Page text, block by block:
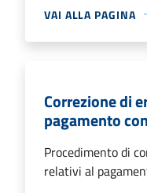
VAI ALLA PAGINA
Correzione di
pagamento
Procedimento di
relativi al